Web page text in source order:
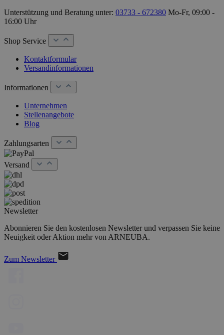
Unterstützung und Beratung unter: 03733 - 672380 Mo-Fr, 09:00 -
16:00 Uhr
Shop Service
Kontaktformular
Versandinformationen
Informationen
Unternehmen
Stellenangebote
Blog
Zahlungsarten
Versand
Newsletter
Abonnieren Sie den kostenlosen Newsletter und verpassen Sie keine
Neuigkeit oder Aktion mehr von ARNEUBA.
Zum Newsletter